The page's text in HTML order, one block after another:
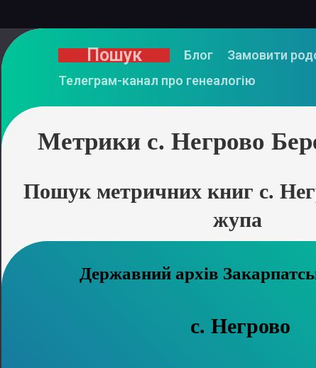
Пошук Блог
Замовити
Телеграм-канал про генеалогію
Метрики с. Негрово
Пошук метричних книг с.
жупа
Державний архів
с. Негрово